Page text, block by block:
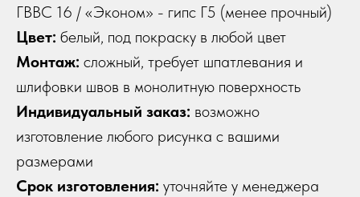
ГВВС 16 / «Эконом» - гипс Г5 (менее прочный)
Цвет: белый, под покраску в любой цвет
Монтаж: сложный, требует шпатлевания и
шлифовки швов в монолитную поверхность
Индивидуальный заказ: возможно
изготовление любого рисунка с вашими
размерами
Срок изготовления: уточняйте у менеджера